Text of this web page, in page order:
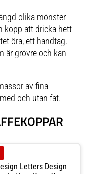
olika mönster
kopp att dricka hett
öra, ett handtag.
är grövre och kan
av fina
och utan fat.
Letters Design